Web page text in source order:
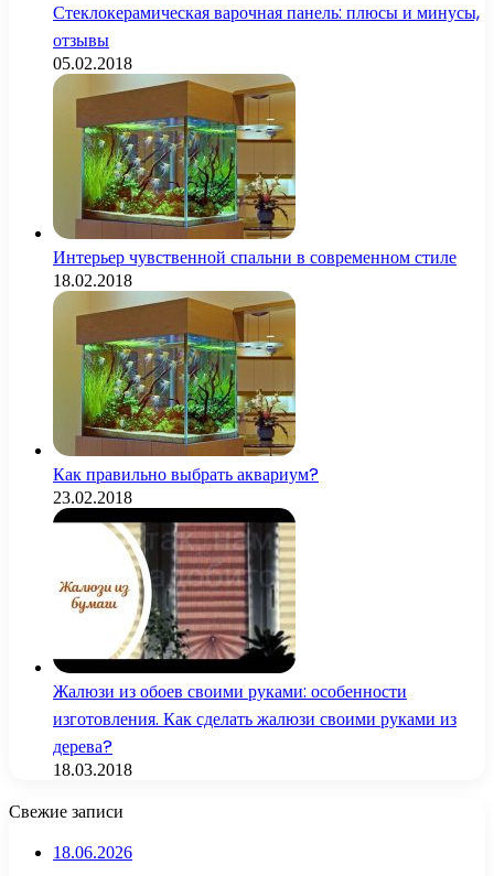
Стеклокерамическая варочная панель: плюсы и минусы,
отзывы
05.02.2018
Интерьер чувственной спальни в современном стиле
18.02.2018
Как правильно выбрать аквариум?
23.02.2018
Жалюзи из обоев своими руками: особенности
изготовления. Как сделать жалюзи своими руками из
дерева?
18.03.2018
Свежие записи
18.06.2026